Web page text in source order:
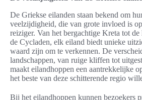
De Griekse eilanden staan bekend om
veelzijdigheid, die van grote invloed is
reiziger. Van het bergachtige Kreta tot
de Cycladen, elk eiland biedt unieke
waard zijn om te verkennen. De
landschappen, van ruige kliffen tot
maakt eilandhoppen een aantrekkelijke
het beste van deze schitterende regio
Bij het eilandhoppen kunnen bezoekers